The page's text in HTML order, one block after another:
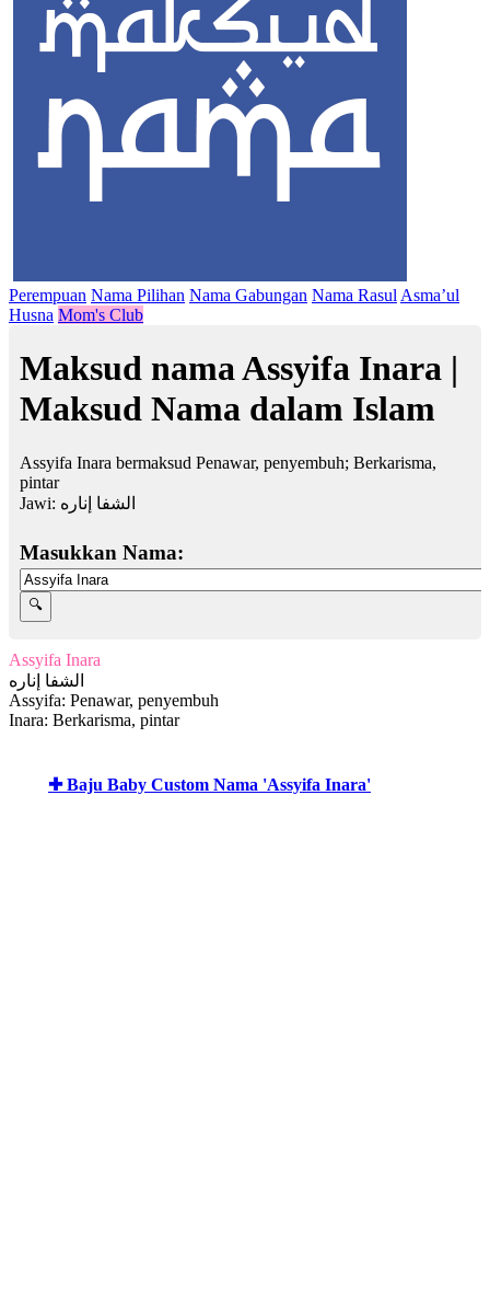
Perempuan Nama Pilihan Nama Gabungan Nama Rasul Asma’ul
Husna Mom's Club
Maksud nama Assyifa Inara |
Maksud Nama dalam Islam
Assyifa Inara bermaksud Penawar, penyembuh; Berkarisma,
pintar
Jawi: الشفا إناره
Masukkan Nama:
Assyifa Inara
الشفا إناره
Assyifa: Penawar, penyembuh
Inara: Berkarisma, pintar
✚ Baju Baby Custom Nama 'Assyifa Inara'